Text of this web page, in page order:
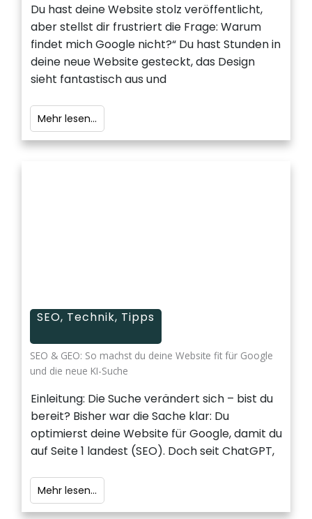
Du hast deine Website stolz veröffentlicht,
aber stellst dir frustriert die Frage: Warum
findet mich Google nicht?“ Du hast Stunden in
deine neue Website gesteckt, das Design
sieht fantastisch aus und
Mehr lesen...
SEO, Technik, Tipps
SEO & GEO: So machst du deine Website fit für Google
und die neue KI-Suche
Einleitung: Die Suche verändert sich – bist du
bereit? Bisher war die Sache klar: Du
optimierst deine Website für Google, damit du
auf Seite 1 landest (SEO). Doch seit ChatGPT,
Mehr lesen...